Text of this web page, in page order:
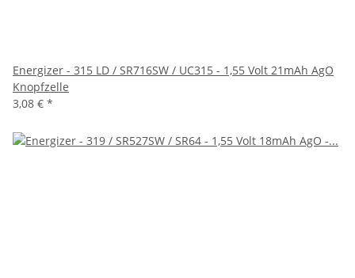
Energizer - 315 LD / SR716SW / UC315 - 1,55 Volt 21mAh AgO
Knopfzelle
3,08 € *